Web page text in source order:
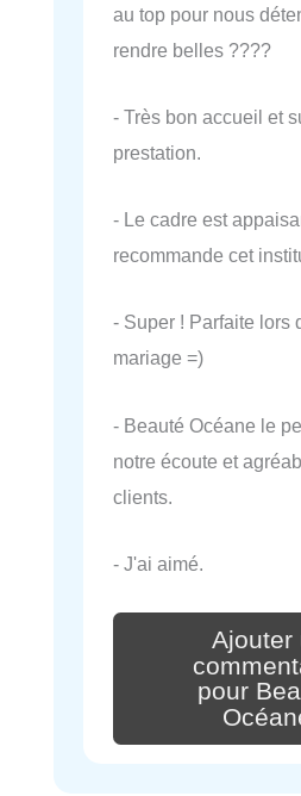
au top pour nous
rendre belles ????
- Très bon accueil et
prestation.
- Le cadre est
recommande cet
- Super ! Parfaite lors
mariage =)
- Beauté Océane le
notre écoute et
clients.
- J'ai aimé.
Ajouter
pour